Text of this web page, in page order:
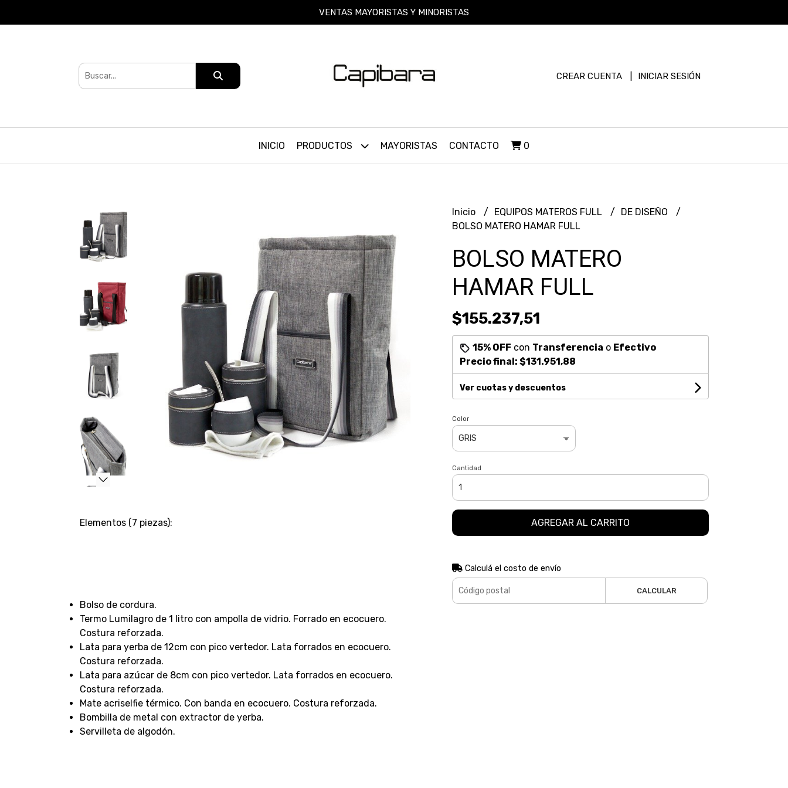
VENTAS MAYORISTAS Y MINORISTAS
CREAR CUENTA INICIAR SESIÓN
INICIO PRODUCTOS MAYORISTAS CONTACTO 0
Elementos (7 piezas):
Bolso de cordura.
Termo Lumilagro de 1 litro con ampolla de vidrio. Forrado en ecocuero.
Costura reforzada.
Lata para yerba de 12cm con pico vertedor. Lata forrados en ecocuero.
Costura reforzada.
Lata para azúcar de 8cm con pico vertedor. Lata forrados en ecocuero.
Costura reforzada.
Mate acriselfie térmico. Con banda en ecocuero. Costura reforzada.
Bombilla de metal con extractor de yerba.
Servilleta de algodón.
Inicio EQUIPOS MATEROS FULL
DE DISEÑO
BOLSO MATERO HAMAR FULL
BOLSO MATERO
HAMAR FULL
$155.237,51
15% OFF con Transferencia o Efectivo
Precio final: $131.951,88
Ver cuotas y descuentos
Color
Cantidad
AGREGAR AL CARRITO
Calculá el costo de envío
CALCULAR